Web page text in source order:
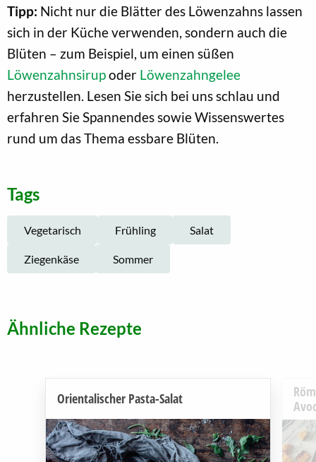
Tipp: Nicht nur die Blätter des Löwenzahns lassen
sich in der Küche verwenden, sondern auch die
Blüten – zum Beispiel, um einen süßen
Löwenzahnsirupoder Löwenzahngelee
herzustellen. Lesen Sie sich bei uns schlau und
erfahren Sie Spannendes sowie Wissenswertes
rund um das Thema essbare Blüten.
Tags
Vegetarisch Frühling Salat
Ziegenkäse Sommer
Ähnliche Rezepte
Orientalischer Pasta-Salat